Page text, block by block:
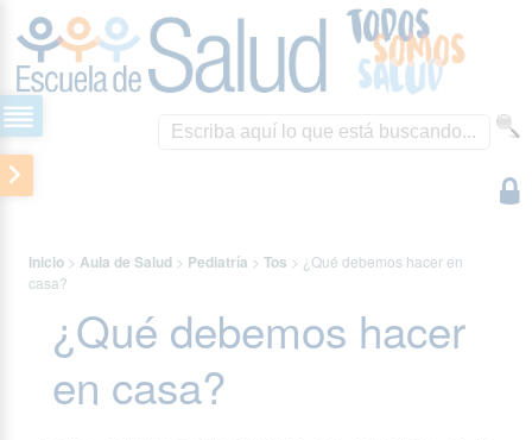
Inicio > Aula de Salud > Pediatría >Tos > ¿Qué debemos hacer en
casa?
¿Qué debemos hacer
en casa?